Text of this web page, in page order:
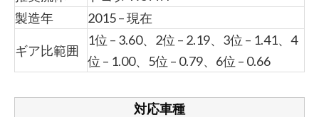
製造年
2015 – 現在
ギア比範囲
1位 – 3.60、2位 – 2.19、3位 – 1.41、4
位 – 1.00、5位 – 0.79、6位 – 0.66
対応車種